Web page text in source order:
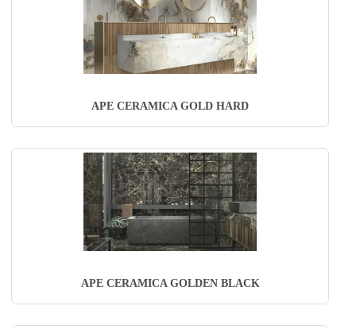
APE CERAMICA GOLD HARD
APE CERAMICA GOLDEN BLACK